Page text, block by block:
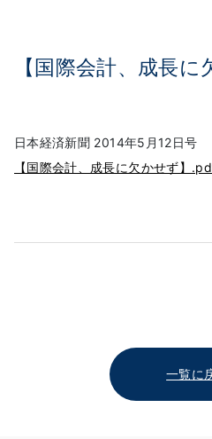
【国際会計、成長に
日本経済新聞 2014年5月12日号
【国際会計、成長に欠かせず】
一覧に